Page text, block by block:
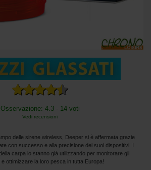
Osservazione: 4.3 - 14 voti
Vedi recensioni
delle sirene wireless, Deeper si è affermata grazie
con successo e alla precisione dei suoi dispositivi. I
carpa lo stanno già utilizzando per monitorare gli
e ottimizzare la loro pesca in tutta Europa!